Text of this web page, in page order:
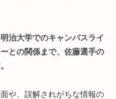
治大学でのキャンパスライ
との関係まで、佐藤選手の
や、誤解されがちな情報の